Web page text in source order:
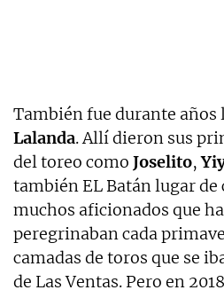
También fue durante años
Lalanda. Allí dieron sus
del toreo como Joselito,
también EL Batán lugar de
muchos aficionados que
peregrinaban cada
camadas de toros que se
de Las Ventas. Pero en